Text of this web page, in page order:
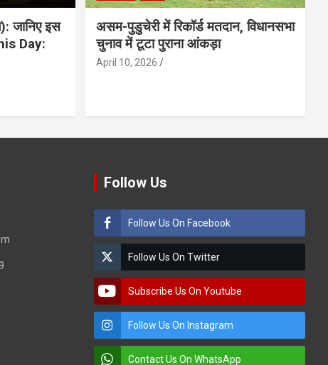
जानिए इस
Day:
असम-पुडुचेरी में रिकॉर्ड मतदान, विधानसभा
चुनाव में टूटा पुराना आंकड़ा
April 10, 2026
Follow Us
Follow Us On Facebook
Follow Us On Twitter
Subscribe Us On Youtube
Follow Us On Instagram
Contact Us On WhatsApp